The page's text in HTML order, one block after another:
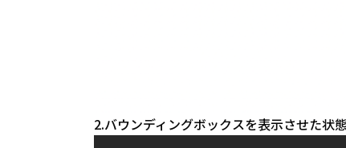
2.バウンディングボックスを表示させた状